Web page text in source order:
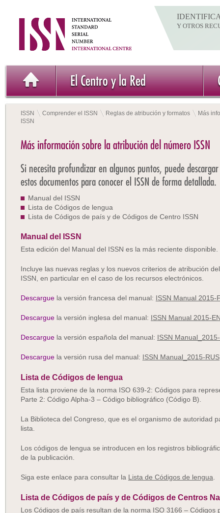
Y OTROS
El Centro y la Red
ISSN Comprender el ISSN Reglas de atribución y formatos
Más
ISSN
Más información sobre la atribución del número ISSN
Si necesita profundizar en algunos puntos, puede descargar
estos documentos para conocer el ISSN de forma detallada.
Manual del ISSN
Lista de Códigos de lengua
Lista de Códigos de país y de Códigos de Centro ISSN
Manual del ISSN
Esta edición del Manual del ISSN es la más reciente disponible.
Incluye las nuevas reglas y los nuevos criterios de atribución
ISSN, en particular en el caso de los recursos electrónicos.
Descargue la versión francesa del manual: ISSN Manual 2015-
Descargue la versión inglesa del manual: ISSN Manual 2015-
Descargue la versión española del manual: ISSN
Descargue la versión rusa del manual: ISSN Manual_2015-RUS
Lista de Códigos de lengua
Esta lista proviene de la norma ISO 639-2: Códigos para
Parte 2: Código Alpha-3 – Código bibliográfico (Código B).
La Biblioteca del Congreso, que es el organismo de autoridad
lista.
Los códigos de lengua se introducen en los registros
de la publicación.
Siga este enlace para consultar la Lista de Códigos de lengua
Lista de Códigos de país y de Códigos de Centros
Los Códigos de país resultan de la norma ISO 3166 –